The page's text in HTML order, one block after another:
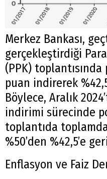
Merkez Bankası,
gerçekleştirdiği
(PPK)
puan indirerek
Böylece, Aralık
indirimi sürecinde
toplantıda
%50’den %42,5’e
Enflasyon ve Faiz